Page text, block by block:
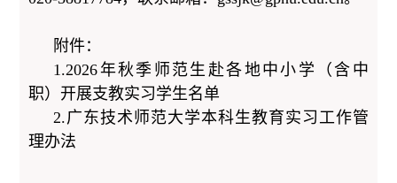
附件：
1.2026年秋季师范生赴各地中小学（含中
职）开展支教实习学生名单
2.广东技术师范大学本科生教育实习工作管
理办法